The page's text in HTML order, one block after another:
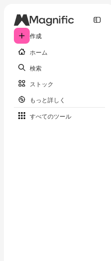
作成
ホーム
検索
ストック
もっと詳しく
すべてのツール